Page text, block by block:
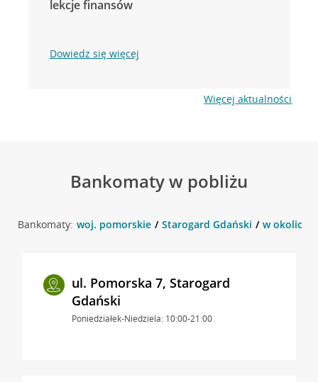
lekcje finansów
Dowiedz się więcej
Więcej aktualności
Bankomaty w pobliżu
Bankomaty: woj. pomorskie Starogard Gdański w okolicy
ul. Pomorska 7, Starogard
Gdański
Poniedziałek-Niedziela: 10:00-21:00